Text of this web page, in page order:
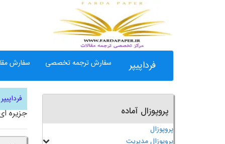
فرداپیپر سفارش ترجمه تخصصی سفارش
فرداپیپر
جزیره
پروپوزال آماده
پروپوزال
پروپوزال مدیریت